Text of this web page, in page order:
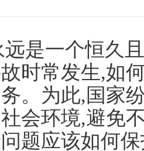
是一个恒久
时常发生,如
。为此,国家
会环境,避免
题应该如何